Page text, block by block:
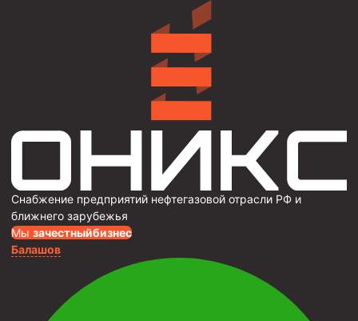
Снабжение предприятий нефтегазовой отрасли РФ и
ближнего зарубежья
Мы зачестныйбизнес
Балашов